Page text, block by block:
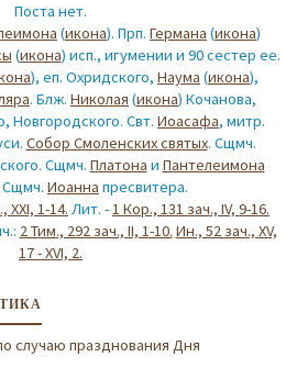
Поста нет.
(икона). Прп. Германа (икона)
(икона) исп., игумении и 90 сестер ее.
), еп. Охридского, Наума (икона),
. Блж. Николая (икона) Кочанова,
Новгородского. Свт. Иоасафа, митр.
Собор Смоленских святых. Сщмч.
Сщмч. Платона и Пантелеимона
Сщмч. Иоанна пресвитера.
XXI, 1-14. Лит. -1 Кор., 131 зач., IV, 9-16.
2 Тим., 292 зач., II, 1-10. Ин., 52 зач., XV,
17 - XVI, 2.
случаю празднования Дня